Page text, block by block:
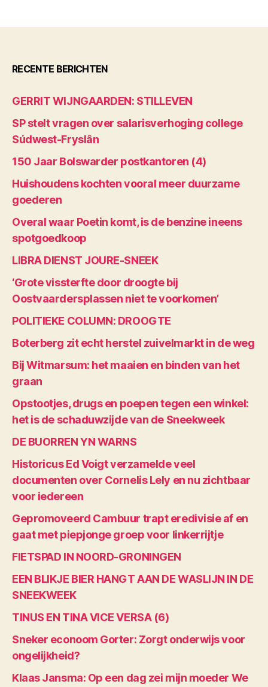
RECENTE BERICHTEN
GERRIT WIJNGAARDEN: STILLEVEN
SP stelt vragen over salarisverhoging college
Súdwest-Fryslân
150 Jaar Bolswarder postkantoren (4)
Huishoudens kochten vooral meer duurzame
goederen
Overal waar Poetin komt, is de benzine ineens
spotgoedkoop
LIBRA DIENST JOURE-SNEEK
‘Grote vissterfte door droogte bij
Oostvaardersplassen niet te voorkomen’
POLITIEKE COLUMN: DROOGTE
Boterberg zit echt herstel zuivelmarkt in de weg
Bij Witmarsum: het maaien en binden van het
graan
Opstootjes, drugs en poepen tegen een winkel:
het is de schaduwzijde van de Sneekweek
DE BUORREN YN WARNS
Historicus Ed Voigt verzamelde veel
documenten over Cornelis Lely en nu zichtbaar
voor iedereen
Gepromoveerd Cambuur trapt eredivisie af en
gaat met piepjonge groep voor linkerrijtje
FIETSPAD IN NOORD-GRONINGEN
EEN BLIKJE BIER HANGT AAN DE WASLIJN IN DE
SNEEKWEEK
TINUS EN TINA VICE VERSA (6)
Sneker econoom Gorter: Zorgt onderwijs voor
ongelijkheid?
Klaas Jansma: Op een dag zei mijn moeder We